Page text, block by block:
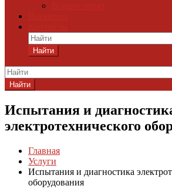
Найти
Найти
Испытания и
электротехнического
Главная
Услуги
Испытания и диагностика
оборудования